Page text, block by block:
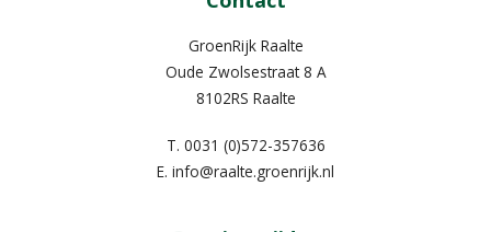
GroenRijk Raalte
Oude Zwolsestraat 8 A
8102RS Raalte
T. 0031 (0)572-357636
E. info@raalte.groenrijk.nl